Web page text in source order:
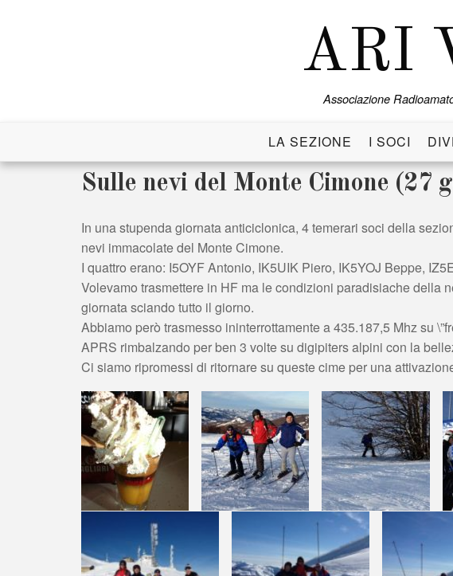
ARI
Associazione
LA SEZIONE I SOCI
Sulle nevi del Monte Cimone (27
In una stupenda giornata anticiclonica, 4 temerari soci della
nevi immacolate del Monte Cimone.
I quattro erano: I5OYF Antonio, IK5UIK Piero, IK5YOJ Beppe,
Volevamo trasmettere in HF ma le condizioni paradisiache della
giornata sciando tutto il giorno.
Abbiamo però trasmesso ininterrottamente a 435.187,5 Mhz su
APRS rimbalzando per ben 3 volte su digipiters alpini con la
Ci siamo ripromessi di ritornare su queste cime per una